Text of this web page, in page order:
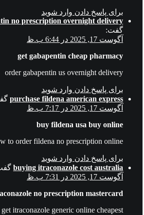
برای پاسخ دادن وارد شوید
no prescription overnight delivery
گفت:
آگوست 17, 2025 در 6:44 ب.ظ
get gabapentin cheap pharmacy
order gabapentin us overnight delivery
برای پاسخ دادن وارد شوید
purchase fildena american express
آگوست 17, 2025 در 7:17 ب.ظ
buy fildena usa buy online
to order fildena no prescription online
برای پاسخ دادن وارد شوید
buying itraconazole cost australia
آگوست 17, 2025 در 7:31 ب.ظ
no prescription mastercard
get itraconazole generic online cheapest